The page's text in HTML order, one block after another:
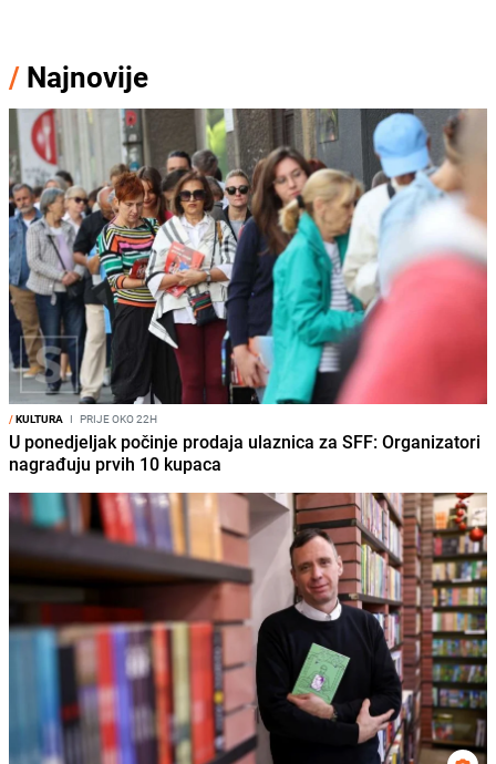
/ Najnovije
/KULTURA I PRIJE OKO 22H
U ponedjeljak počinje prodaja ulaznica za SFF: Organizatori
nagrađuju prvih 10 kupaca